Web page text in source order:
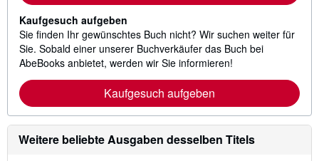
Kaufgesuch aufgeben
Sie finden Ihr gewünschtes Buch nicht? Wir suchen weiter für
Sie. Sobald einer unserer Buchverkäufer das Buch bei
AbeBooks anbietet, werden wir Sie informieren!
Kaufgesuch aufgeben
Weitere beliebte Ausgaben desselben Titels